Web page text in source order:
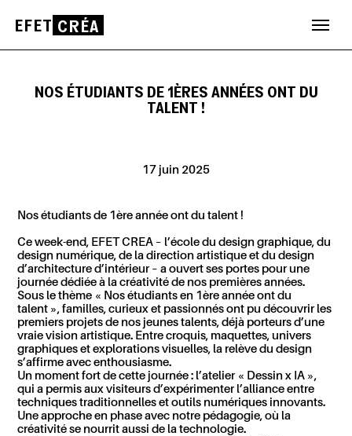
NOS ÉTUDIANTS DE 1ÈRES ANNÉES ONT DU
TALENT !
17 juin 2025
Nos étudiants de 1ère année ont du talent !
Ce week-end, EFET CREA – l’école du design graphique, du
design numérique, de la direction artistique et du design
d’architecture d’intérieur – a ouvert ses portes pour une
journée dédiée à la créativité de nos premières années.
Sous le thème « Nos étudiants en 1ère année ont du
talent », familles, curieux et passionnés ont pu découvrir les
premiers projets de nos jeunes talents, déjà porteurs d’une
vraie vision artistique. Entre croquis, maquettes, univers
graphiques et explorations visuelles, la relève du design
s’affirme avec enthousiasme.
Un moment fort de cette journée : l’atelier « Dessin x IA »,
qui a permis aux visiteurs d’expérimenter l’alliance entre
techniques traditionnelles et outils numériques innovants.
Une approche en phase avec notre pédagogie, où la
créativité se nourrit aussi de la technologie.
EFET CRÉA